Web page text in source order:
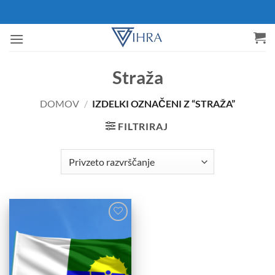
na
vsebino
Straža
DOMOV / IZDELKI OZNAČENI Z “STRAŽA”
FILTRIRAJ
Wishlist